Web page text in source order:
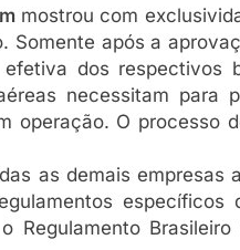
mostrou com
Somente após a
dos respectivos
necessitam
operação. O processo
as demais
Regulamento